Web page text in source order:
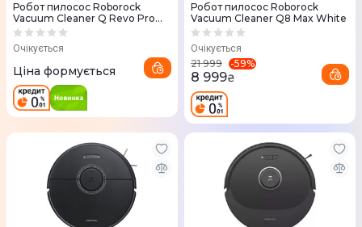
Робот пилосос Roborock
Vacuum Cleaner Q Revo Pro
Black
Очікується
Ціна формується
Робот пилосос Roborock
Vacuum Cleaner Q8 Max White
Очікується
21 999 -59%
8 999₴